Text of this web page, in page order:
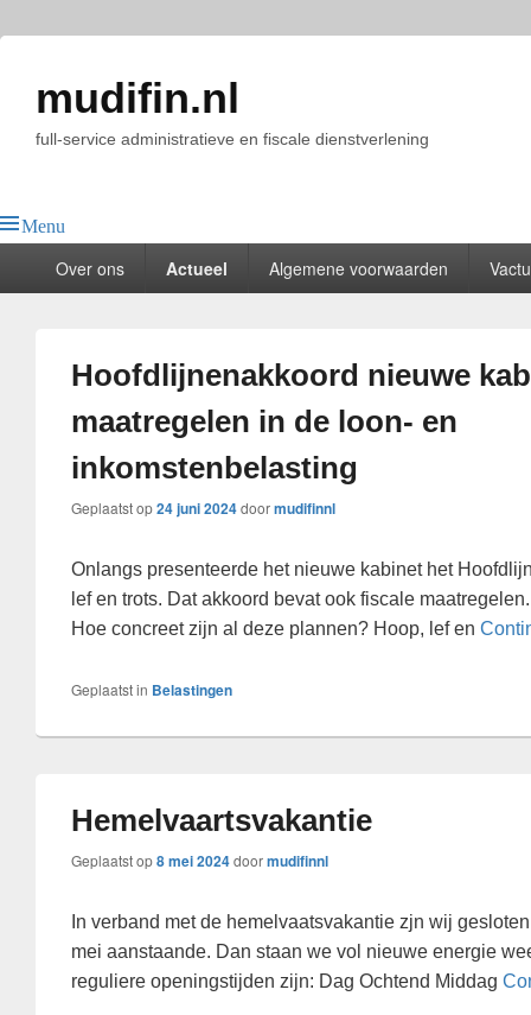
mudifin.nl
full-service administratieve en fiscale dienstverlening
Menu
Hoofdmenu
Over ons Actueel Algemene voorwaarden
Hoofdlijnenakkoord nieuwe
maatregelen in de loon- en
inkomstenbelasting
Geplaatst op24 juni 2024doormudifinnl
Onlangs presenteerde het nieuwe kabinet het
lef en trots. Dat akkoord bevat ook fiscale
Hoe concreet zijn al deze plannen? Hoop, lef en
Geplaatst in Belastingen
Hemelvaartsvakantie
Geplaatst op8 mei 2024doormudifinnl
In verband met de hemelvaatsvakantie zjn wij
mei aanstaande. Dan staan we vol nieuwe energie
reguliere openingstijden zijn: Dag Ochtend Middag